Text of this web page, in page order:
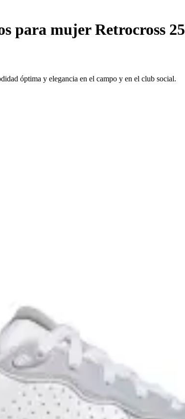
para mujer Retrocross 25
óptima y elegancia en el campo y en el club social.